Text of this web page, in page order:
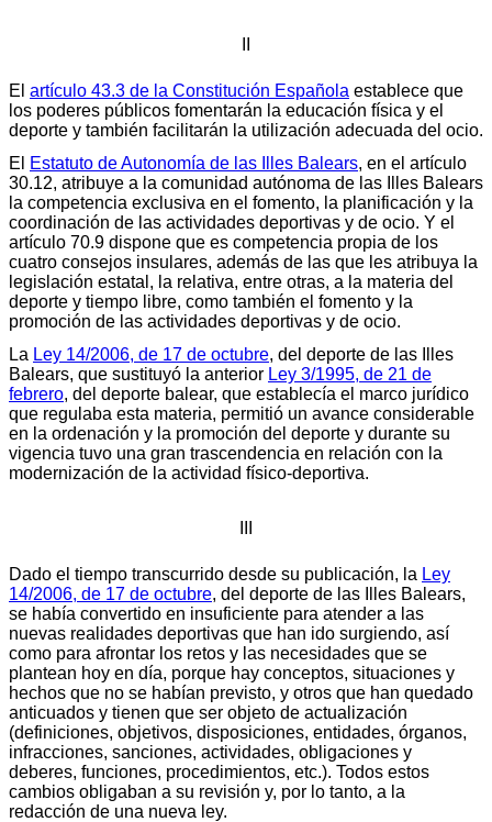
El artículo 43.3 de la Constitución Española establece que
los poderes públicos fomentarán la educación física y el
deporte y también facilitarán la utilización adecuada del ocio.
El
Estatuto de Autonomía de las Illes Balears, en el artículo
30.12, atribuye a la comunidad autónoma de las Illes Balears
la competencia exclusiva en el fomento, la planificación y la
coordinación de las actividades deportivas y de ocio. Y el
artículo 70.9 dispone que es competencia propia de los
cuatro consejos insulares, además de las que les atribuya la
legislación estatal, la relativa, entre otras, a la materia del
deporte y tiempo libre, como también el fomento y la
promoción de las actividades deportivas y de ocio.
La Ley 14/2006, de 17 de octubre, del deporte de las Illes
Balears, que sustituyó la anterior Ley 3/1995, de 21 de
febrero, del deporte balear, que establecía el marco jurídico
que regulaba esta materia, permitió un avance considerable
en la ordenación y la promoción del deporte y durante su
vigencia tuvo una gran trascendencia en relación con la
modernización de la actividad físico-deportiva.
Dado el tiempo transcurrido desde su publicación, la Ley
14/2006, de 17 de octubre, del deporte de las Illes Balears,
se había convertido en insuficiente para atender a las
nuevas realidades deportivas que han ido surgiendo, así
como para afrontar los retos y las necesidades que se
plantean hoy en día, porque hay conceptos, situaciones y
hechos que no se habían previsto, y otros que han quedado
anticuados y tienen que ser objeto de actualización
(definiciones, objetivos, disposiciones, entidades, órganos,
infracciones, sanciones, actividades, obligaciones y
deberes, funciones, procedimientos, etc.). Todos estos
cambios obligaban a su revisión y, por lo tanto, a la
redacción de una nueva ley.